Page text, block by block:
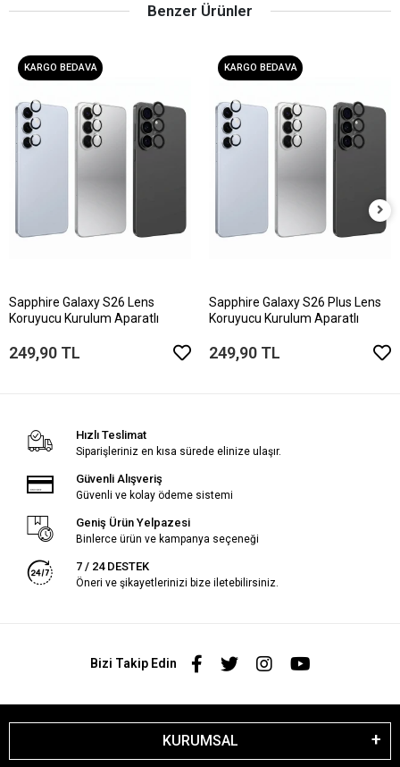
Benzer Ürünler
KARGO BEDAVA
Sapphire Galaxy S26 Lens
Koruyucu Kurulum Aparatlı
249,90 TL
KARGO BEDAVA
Sapphire Galaxy S26 Plus Lens
Koruyucu Kurulum Aparatlı
249,90 TL
Hızlı Teslimat
Siparişleriniz en kısa sürede elinize ulaşır.
Güvenli Alışveriş
Güvenli ve kolay ödeme sistemi
Geniş Ürün Yelpazesi
Binlerce ürün ve kampanya seçeneği
7 / 24 DESTEK
Öneri ve şikayetlerinizi bize iletebilirsiniz.
Bizi Takip Edin
KURUMSAL